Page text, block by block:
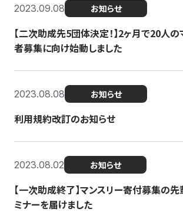
2023.09.08 お知らせ
【二次助成先5団体決定！】2ヶ月で20人
者募集に向け始動しました
2023.08.08 お知らせ
利用規約改訂のお知らせ
2023.08.02 お知らせ
【一次助成終了】マンスリー寄付募集の
ミナーを届けました